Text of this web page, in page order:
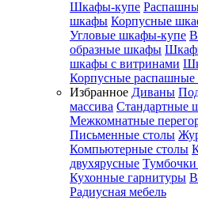
Шкафы-купе
шкафы Корпусные
Угловые шкафы-купе
образные шкафы
шкафы с витринами
Корпусные
Избранное Диваны
массива Стандартные
Межкомнатные
Письменные столы
Компьютерные столы
двухярусные
Кухонные гарнитуры
Радиусная мебель